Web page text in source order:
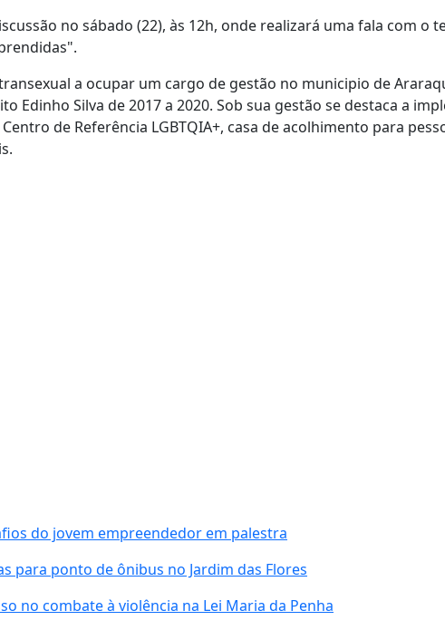
no sábado (22), às 12h, onde realizará uma fala com o
a ocupar um cargo de gestão no municipio de
Edinho Silva de 2017 a 2020. Sob sua gestão se destaca a
de Referência LGBTQIA+, casa de acolhimento para
do jovem empreendedor em palestra
para ponto de ônibus no Jardim das Flores
no combate à violência na Lei Maria da Penha